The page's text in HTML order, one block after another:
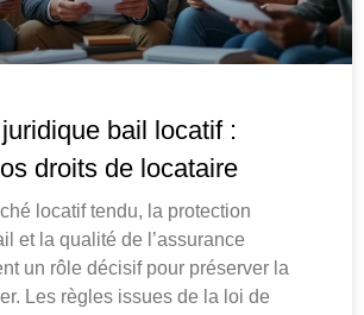
bail locatif :
droits de locataire
locatif tendu, la protection
et la qualité de l’assurance
un rôle décisif pour préserver la
Les règles issues de la loi de